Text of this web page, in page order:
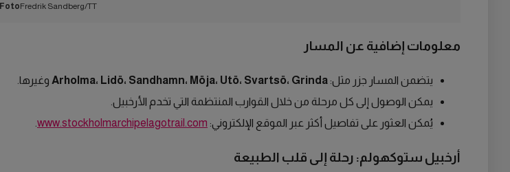
FotoFredrik Sandberg/TT
معلومات إضافية عن المسار
يتضمن المسار جزر مثل: Arholma، Lidö، Sandhamn، Möja، Utö، Svartsö، Grinda وغيرها.
يمكن الوصول إلى كل مرحلة من خلال القوارب المنتظمة التي تخدم الأرخبيل.
يُمكن العثور على تفاصيل أكثر عبر الموقع الإلكتروني: www.stockholmarchipelagotrail.com
أرخبيل ستوكهولم: رحلة إلى قلب الطبيعة